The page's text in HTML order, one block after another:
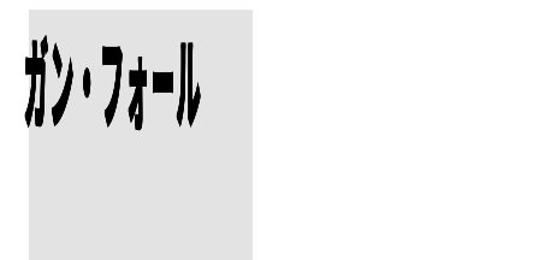
ガン・フォール
Add To Cart